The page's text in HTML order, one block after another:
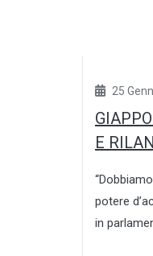
25
E
potere
in